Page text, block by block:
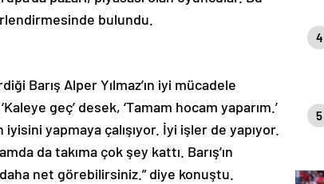
bulundu.
Barış Alper Yılmaz’ın iyi mücadele
geç’ desek, ‘Tamam hocam yaparım.’
yapmaya çalışıyor. İyi işler de yapıyor.
da takıma çok şey kattı. Barış’ın
net görebilirsiniz.” diye konuştu.
4
5